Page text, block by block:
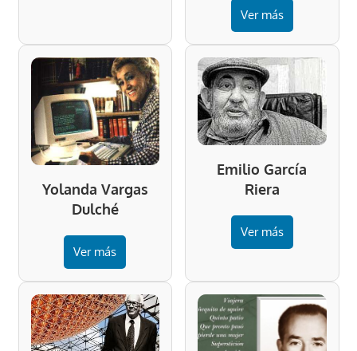
Ver más
Yolanda Vargas
Dulché
Ver más
Emilio García
Riera
Ver más